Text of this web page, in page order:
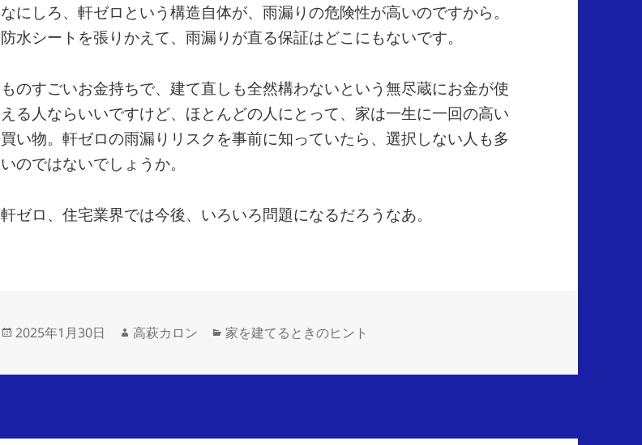
なにしろ、軒ゼロという構造自体が、雨漏りの危険性が高いのですから。
防水シートを張りかえて、雨漏りが直る保証はどこにもないです。
ものすごいお金持ちで、建て直しも全然構わないという無尽蔵にお金が使
える人ならいいですけど、ほとんどの人にとって、家は一生に一回の高い
買い物。軒ゼロの雨漏りリスクを事前に知っていたら、選択しない人も多
いのではないでしょうか。
軒ゼロ、住宅業界では今後、いろいろ問題になるだろうなあ。
2025年1月30日 高萩カロン 家を建てるときのヒント